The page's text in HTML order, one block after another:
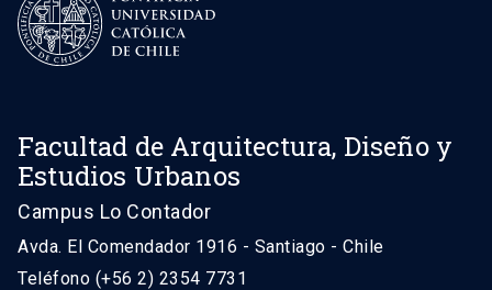
Facultad de Arquitectura, Diseño y
Estudios Urbanos
Campus Lo Contador
Avda. El Comendador 1916 - Santiago - Chile
Teléfono (+56 2) 2354 7731